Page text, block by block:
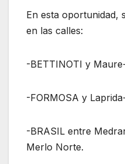
En esta oportunidad,
en las calles:
-BETTINOTI y
-FORMOSA y
-BRASIL entre
Merlo Norte.